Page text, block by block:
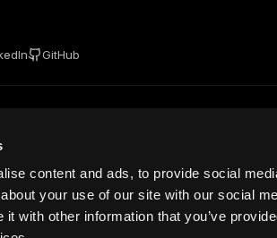
content and ads, to provide social
your use of our site with our social
with other information that you’ve
GitHub
in Zweden 🇸🇪
pictogrammen, afbeeldingen, code en software, is
gebruik zonder schriftelijke toestemming is verboden.